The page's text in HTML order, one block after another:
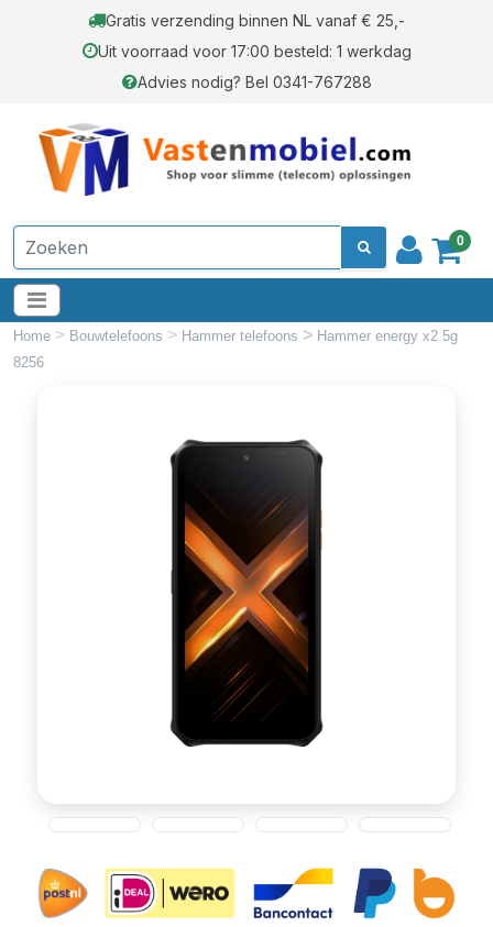
Gratis verzending binnen NL vanaf € 25,-
Uit voorraad voor 17:00 besteld: 1 werkdag
Advies nodig? Bel 0341-767288
0
Home > Bouwtelefoons > Hammer telefoons > Hammer energy x2 5g
8256